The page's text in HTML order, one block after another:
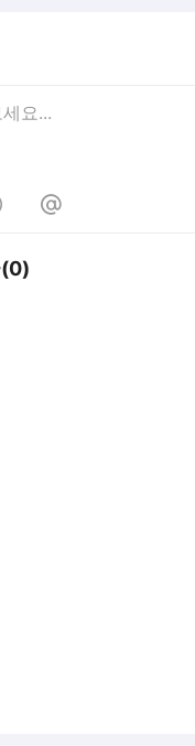

(0)